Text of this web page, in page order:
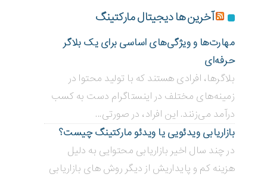
آخرین ها دیجیتال مارکتینگ
مهارت‌ها و ویژگی‌های اساسی برای یک بلاگر
حرفه‌ای
بلاگر‌ها، افرادی هستند که با تولید محتوا در
زمینه‌های مختلف در اینستاگرام دست به کسب
درآمد می‌زنند. این افراد، در صورتی...
بازاریابی ویدئویی ‌یا ویدئو مارکتینگ چیست؟
در چند سال اخیر بازاریابی محتوایی به دلیل
هزینه کم و پایداریش از دیگر روش های بازاریابی